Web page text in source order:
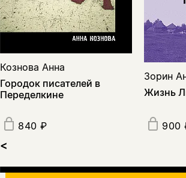
Кознова Анна
Городок писателей в
Переделкине
840 ₽
Зорин
Жизнь
900
<